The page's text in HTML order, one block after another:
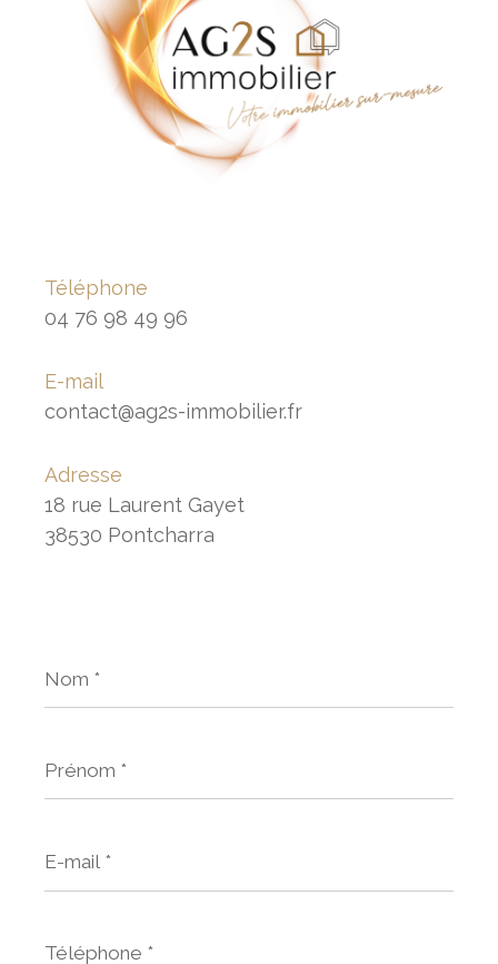
Téléphone
04 76 98 49 96
E-mail
contact@ag2s-immobilier.fr
Adresse
18 rue Laurent Gayet
38530 Pontcharra
*
*
mail
*